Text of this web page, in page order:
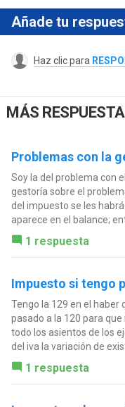
Añade tu
Haz clic para
MÁS
Problemas con la
Soy la del problema con
gestoría sobre el
del impuesto se les
aparece en el balance;
1 respuesta
Impuesto si tengo
Tengo la 129 en el haber
pasado a la 120 para
todo los asientos de los
del iva la variación de
1 respuesta